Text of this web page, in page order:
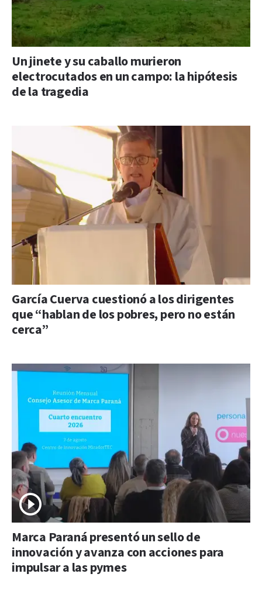
Un jinete y su caballo murieron
electrocutados en un campo: la hipótesis
de la tragedia
García Cuerva cuestionó a los dirigentes
que “hablan de los pobres, pero no están
cerca”
Marca Paraná presentó un sello de
innovación y avanza con acciones para
impulsar a las pymes